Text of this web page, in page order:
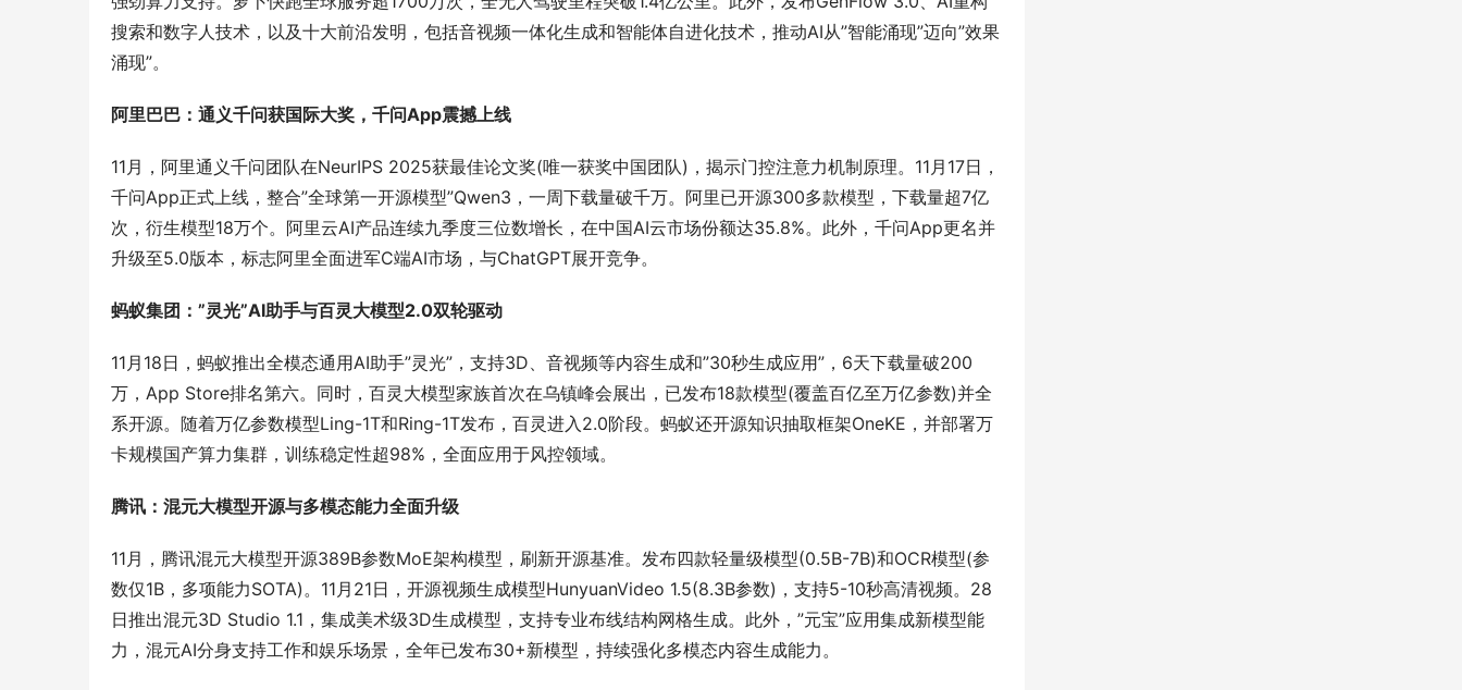
搜索和数字人技术，以及十大前沿发明，包括音视频一体化生成和智能体自进化技术，推动AI从”智能涌现”迈向”效果
涌现”。
阿里巴巴：通义千问获国际大奖，千问App震撼上线
11月，阿里通义千问团队在NeurIPS 2025获最佳论文奖(唯一获奖中国团队)，揭示门控注意力机制原理。11月17日，
千问App正式上线，整合”全球第一开源模型”Qwen3，一周下载量破千万。阿里已开源300多款模型，下载量超7亿
次，衍生模型18万个。阿里云AI产品连续九季度三位数增长，在中国AI云市场份额达35.8%。此外，千问App更名并
升级至5.0版本，标志阿里全面进军C端AI市场，与ChatGPT展开竞争。
蚂蚁集团：”灵光”AI助手与百灵大模型2.0双轮驱动
11月18日，蚂蚁推出全模态通用AI助手”灵光”，支持3D、音视频等内容生成和”30秒生成应用”，6天下载量破200
万，App Store排名第六。同时，百灵大模型家族首次在乌镇峰会展出，已发布18款模型(覆盖百亿至万亿参数)并全
系开源。随着万亿参数模型Ling-1T和Ring-1T发布，百灵进入2.0阶段。蚂蚁还开源知识抽取框架OneKE，并部署万
卡规模国产算力集群，训练稳定性超98%，全面应用于风控领域。
腾讯：混元大模型开源与多模态能力全面升级
11月，腾讯混元大模型开源389B参数MoE架构模型，刷新开源基准。发布四款轻量级模型(0.5B-7B)和OCR模型(参
数仅1B，多项能力SOTA)。11月21日，开源视频生成模型HunyuanVideo 1.5(8.3B参数)，支持5-10秒高清视频。28
日推出混元3D Studio 1.1，集成美术级3D生成模型，支持专业布线结构网格生成。此外，”元宝”应用集成新模型能
力，混元AI分身支持工作和娱乐场景，全年已发布30+新模型，持续强化多模态内容生成能力。